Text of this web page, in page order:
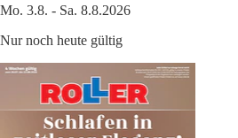
Mo. 3.8. - Sa. 8.8.2026
Nur noch heute gültig